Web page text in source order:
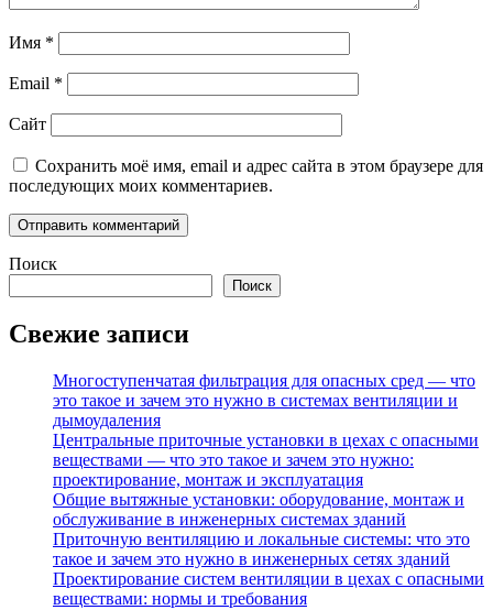
Имя *
Email *
Сайт
Сохранить моё имя, email и адрес сайта в этом браузере для
последующих моих комментариев.
Поиск
Поиск
Свежие записи
Многоступенчатая фильтрация для опасных сред — что
это такое и зачем это нужно в системах вентиляции и
дымоудаления
Центральные приточные установки в цехах с опасными
веществами — что это такое и зачем это нужно:
проектирование, монтаж и эксплуатация
Общие вытяжные установки: оборудование, монтаж и
обслуживание в инженерных системах зданий
Приточную вентиляцию и локальные системы: что это
такое и зачем это нужно в инженерных сетях зданий
Проектирование систем вентиляции в цехах с опасными
веществами: нормы и требования